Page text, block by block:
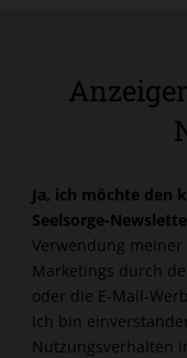
Ja, ich möchte den
Seelsorge-
Verwendung meiner
Marketings durch
oder die E-Mail-
Ich bin
Nutzungsverhalten